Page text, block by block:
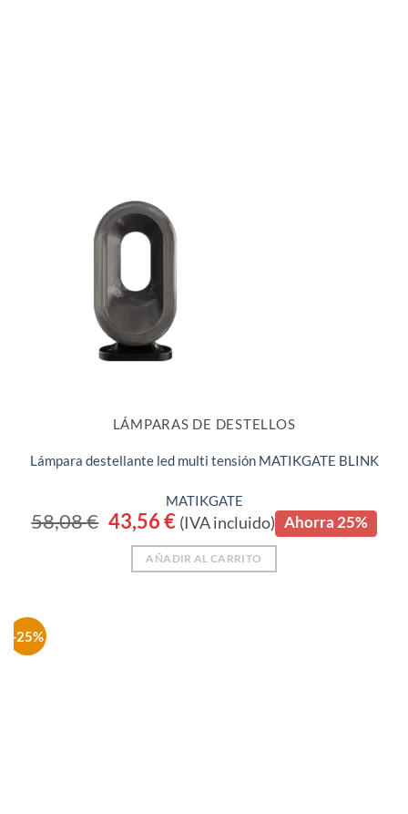
LÁMPARAS DE DESTELLOS
Lámpara destellante led multi tensión MATIKGATE BLINK
MATIKGATE
58,08€
El
precio
original
58,08 €.
43,56€El
precio
actual
es:
43,56 €.
(IVA incluido) Ahorra 25%
AÑADIR AL CARRITO
-25%